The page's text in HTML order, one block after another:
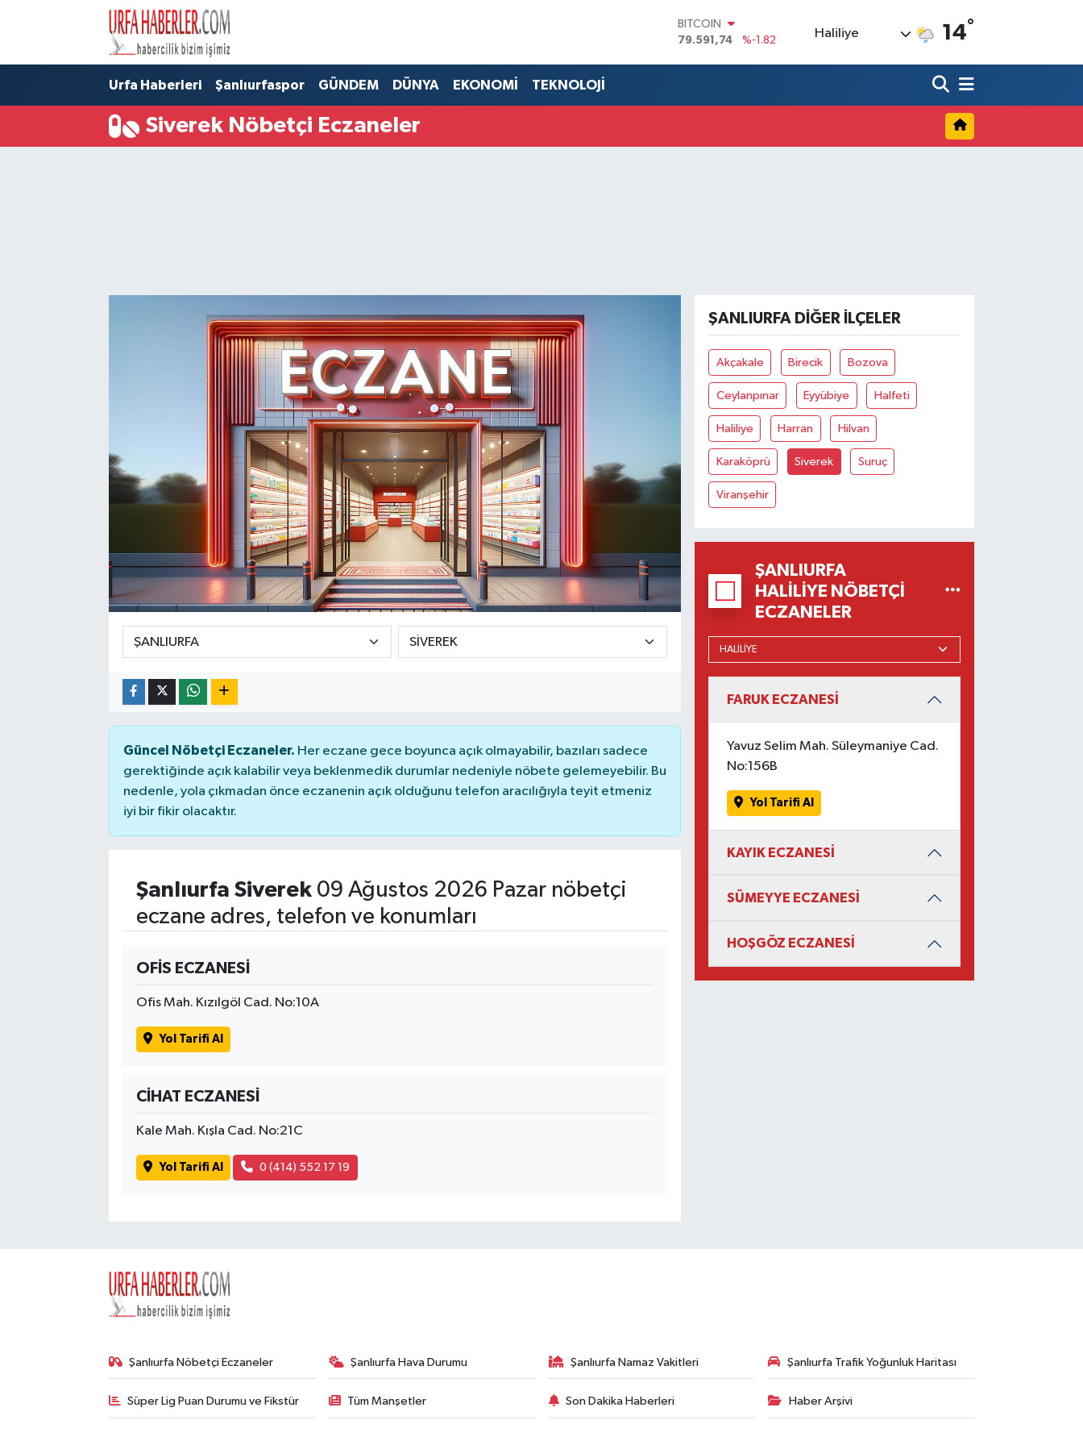
BITCOIN
79.591,74
%-1.82
53,38690
%0.19
Haliliye 14°
Urfa Haberleri Şanlıurfaspor GÜNDEM DÜNYA EKONOMİ TEKNOLOJİ
Siverek Nöbetçi Eczaneler
Güncel Nöbetçi Eczaneler. Her eczane gece boyunca açık olmayabilir, bazıları sadece
gerektiğinde açık kalabilir veya beklenmedik durumlar nedeniyle nöbete gelemeyebilir. Bu
nedenle, yola çıkmadan önce eczanenin açık olduğunu telefon aracılığıyla teyit etmeniz
iyi bir fikir olacaktır.
Şanlıurfa Siverek09 Ağustos 2026 Pazar nöbetçi
eczane adres, telefon ve konumları
OFİS ECZANESİ
Ofis Mah. Kızılgöl Cad. No:10A
Yol Tarifi Al
CİHAT ECZANESİ
Kale Mah. Kışla Cad. No:21C
Yol Tarifi Al 0 (414) 552 17 19
ŞANLIURFA DIĞER İLÇELER
Akçakale Birecik Bozova
Ceylanpınar Eyyübiye Halfeti
Haliliye Harran Hilvan
Karaköprü Siverek Suruç
Viranşehir
ŞANLIURFA
HALILIYE NÖBETÇI
ECZANELER
FARUK ECZANESİ
Yavuz Selim Mah. Süleymaniye Cad.
No:156B
Yol Tarifi Al
KAYIK ECZANESİ
SÜMEYYE ECZANESİ
HOŞGÖZ ECZANESİ
Şanlıurfa Nöbetçi Eczaneler Şanlıurfa Hava Durumu Şanlıurfa Namaz Vakitleri Şanlıurfa Trafik Yoğunluk Haritası
Süper Lig Puan Durumu ve Fikstür Tüm Manşetler Son Dakika Haberleri Haber Arşivi
Şanlıurfa Nöbetçi Eczaneler